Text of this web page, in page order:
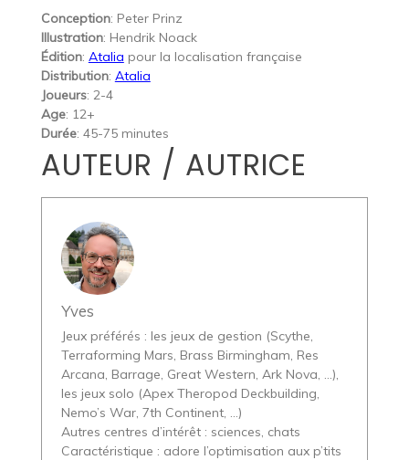
Conception: Peter Prinz
Illustration: Hendrik Noack
Édition: Atalia pour la localisation française
Distribution: Atalia
Joueurs: 2-4
Age: 12+
Durée: 45-75 minutes
AUTEUR / AUTRICE
Yves
Jeux préférés : les jeux de gestion (Scythe,
Terraforming Mars, Brass Birmingham, Res
Arcana, Barrage, Great Western, Ark Nova, …),
les jeux solo (Apex Theropod Deckbuilding,
Nemo’s War, 7th Continent, …)
Autres centres d’intérêt : sciences, chats
Caractéristique : adore l’optimisation aux p’tits